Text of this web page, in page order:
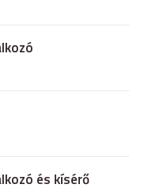
és kísérő